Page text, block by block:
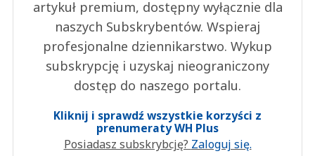
artykuł premium, dostępny wyłącznie dla
naszych Subskrybentów. Wspieraj
profesjonalne dziennikarstwo. Wykup
subskrypcję i uzyskaj nieograniczony
dostęp do naszego portalu.
Kliknij i sprawdź wszystkie korzyści z
prenumeraty WH Plus
Posiadasz subskrybcję? Zaloguj się.